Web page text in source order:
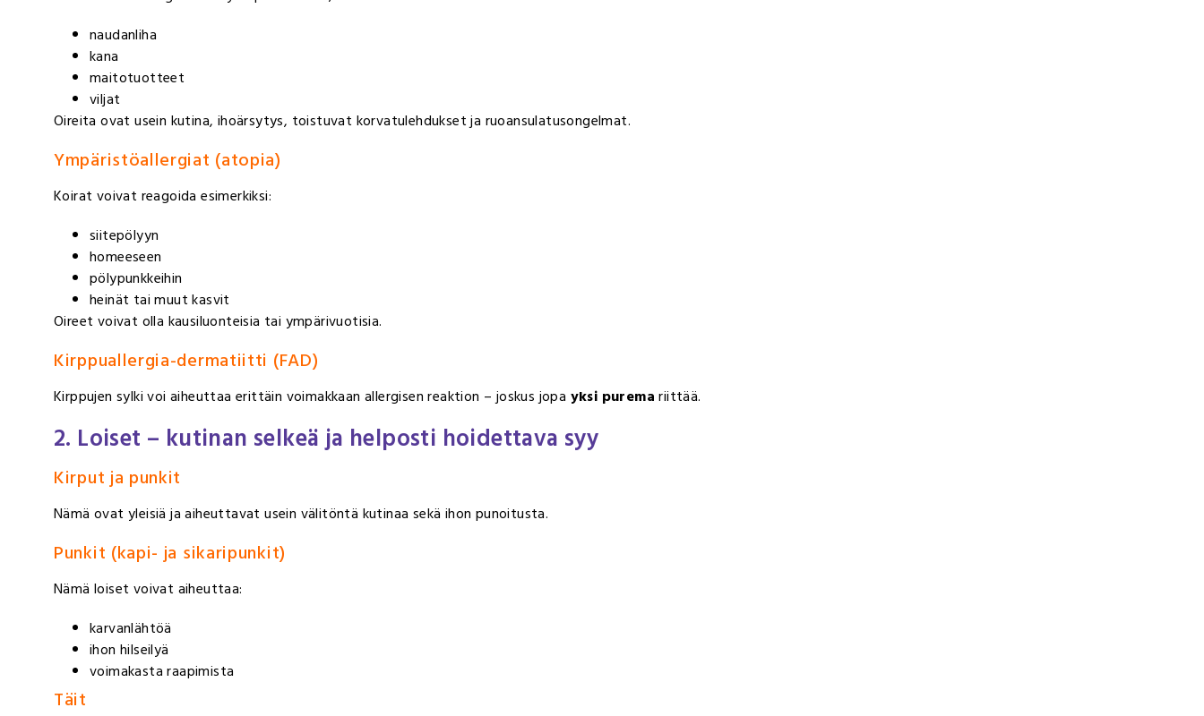
naudanliha
kana
maitotuotteet
viljat
Oireita ovat usein kutina, ihoärsytys, toistuvat korvatulehdukset ja ruoansulatusongelmat.
Ympäristöallergiat (atopia)
Koirat voivat reagoida esimerkiksi:
siitepölyyn
homeeseen
pölypunkkeihin
heinät tai muut kasvit
Oireet voivat olla kausiluonteisia tai ympärivuotisia.
Kirppuallergia-dermatiitti (FAD)
Kirppujen sylki voi aiheuttaa erittäin voimakkaan allergisen reaktion – joskus jopa yksi puremariittää.
2. Loiset – kutinan selkeä ja helposti hoidettava syy
Kirput ja punkit
Nämä ovat yleisiä ja aiheuttavat usein välitöntä kutinaa sekä ihon punoitusta.
Punkit (kapi- ja sikaripunkit)
Nämä loiset voivat aiheuttaa:
karvanlähtöä
ihon hilseilyä
voimakasta raapimista
Täit